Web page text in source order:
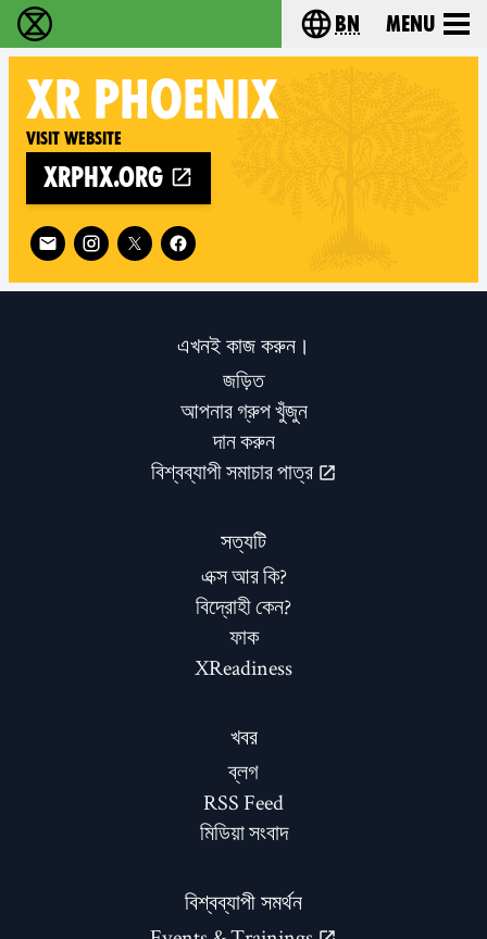
বিলুপ্তি বিদ্রোহ - Home Choose your
bn Menu
XR PHOENIX
Visit website
xrphx.org
Follow XR Phoenix on
এখনই কাজ করুন।
জড়িত
আপনার গ্রুপ খুঁজুন
দান করুন
বিশ্বব্যাপী সমাচার পাত্র
সত্যটি
এক্স আর কি?
বিদ্রোহী কেন?
ফাক
XReadiness
খবর
ব্লগ
RSS Feed
মিডিয়া সংবাদ
বিশ্বব্যাপী সমর্থন